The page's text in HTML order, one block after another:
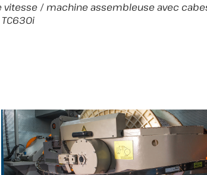
vitesse / machine assembleuse avec
Setic & Pourtier : Toronneuse Double
haute vitesse 800 mm pour le pairage
quarteuse